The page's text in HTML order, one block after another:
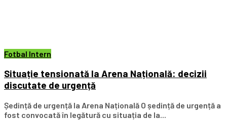
Fotbal Intern
Situație tensionată la Arena Națională: decizii
discutate de urgență
Ședință de urgență la Arena Națională O ședință de urgență a
fost convocată în legătură cu situația de la...